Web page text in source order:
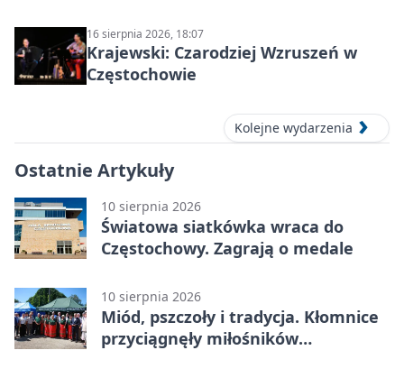
16 sierpnia 2026, 18:07
Krajewski: Czarodziej Wzruszeń w
Częstochowie
Kolejne wydarzenia
Ostatnie Artykuły
10 sierpnia 2026
Światowa siatkówka wraca do
Częstochowy. Zagrają o medale
10 sierpnia 2026
Miód, pszczoły i tradycja. Kłomnice
przyciągnęły miłośników